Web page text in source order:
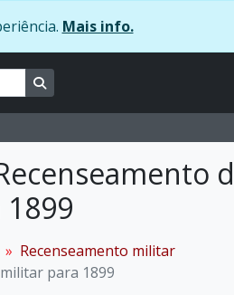
Mais info.
Recenseamento militar
para 1899